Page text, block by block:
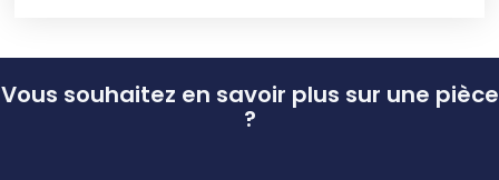
Vous souhaitez en savoir plus sur une pièce
?